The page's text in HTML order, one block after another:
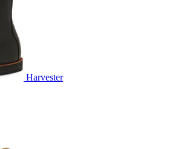
Harvester